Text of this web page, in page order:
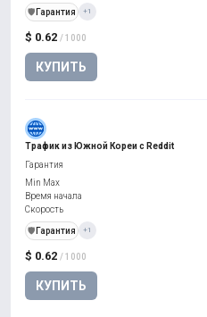
$ 0.62 / 1000
КУПИТЬ
️🛡️ Гарантия +1
Трафик из Южной Кореи с Reddit
$ 0.62 / 1000
КУПИТЬ
Гарантия
Min Max
Время начала
Скорость
️🛡️ Гарантия +1